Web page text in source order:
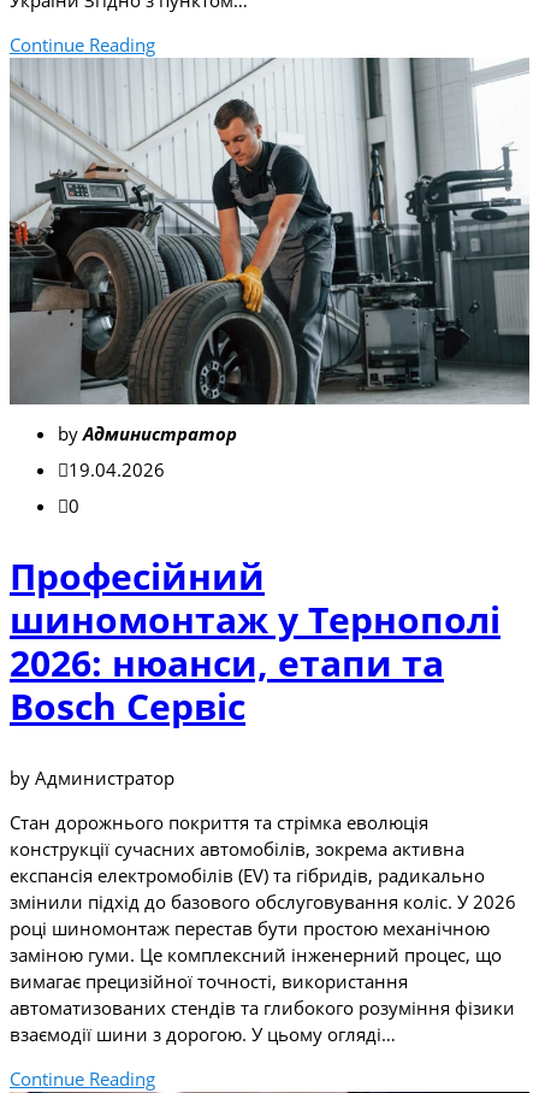
Continue Reading
byАдминистратор
19.04.2026
0
Професійний
шиномонтаж у Тернополі
2026: нюанси, етапи та
Bosch Сервіс
by Администратор
Стан дорожнього покриття та стрімка еволюція
конструкції сучасних автомобілів, зокрема активна
експансія електромобілів (EV) та гібридів, радикально
змінили підхід до базового обслуговування коліс. У 2026
році шиномонтаж перестав бути простою механічною
заміною гуми. Це комплексний інженерний процес, що
вимагає прецизійної точності, використання
автоматизованих стендів та глибокого розуміння фізики
взаємодії шини з дорогою. У цьому огляді…
Continue Reading